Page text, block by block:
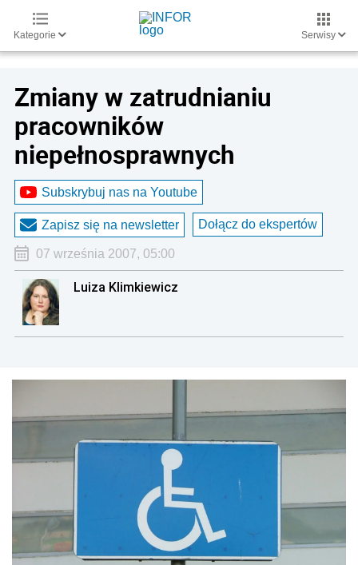
Kategorie Serwisy
Zmiany w zatrudnianiu
pracowników
niepełnosprawnych
Subskrybuj nas na Youtube
Zapisz się na newsletter Dołącz do ekspertów
07 września 2007, 05:00
Luiza Klimkiewicz